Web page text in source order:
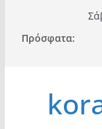
περιεχόμενο
Πρόσφατα: